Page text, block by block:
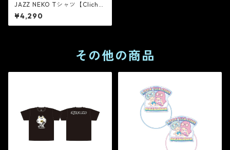
JAZZ NEKO Tシャツ【Cliché
On Vocal】
¥4,290
その他の商品